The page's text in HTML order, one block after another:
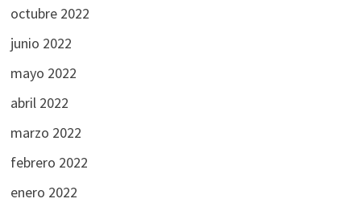
octubre 2022
junio 2022
mayo 2022
abril 2022
marzo 2022
febrero 2022
enero 2022